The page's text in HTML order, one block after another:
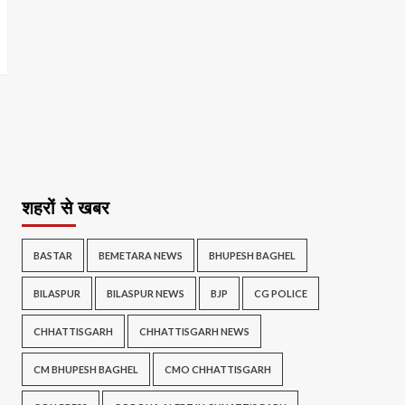
शहरों से खबर
BASTAR BEMETARA NEWS BHUPESH BAGHEL
BILASPUR BILASPUR NEWS BJP CG POLICE
CHHATTISGARH CHHATTISGARH NEWS
CM BHUPESH BAGHEL CMO CHHATTISGARH